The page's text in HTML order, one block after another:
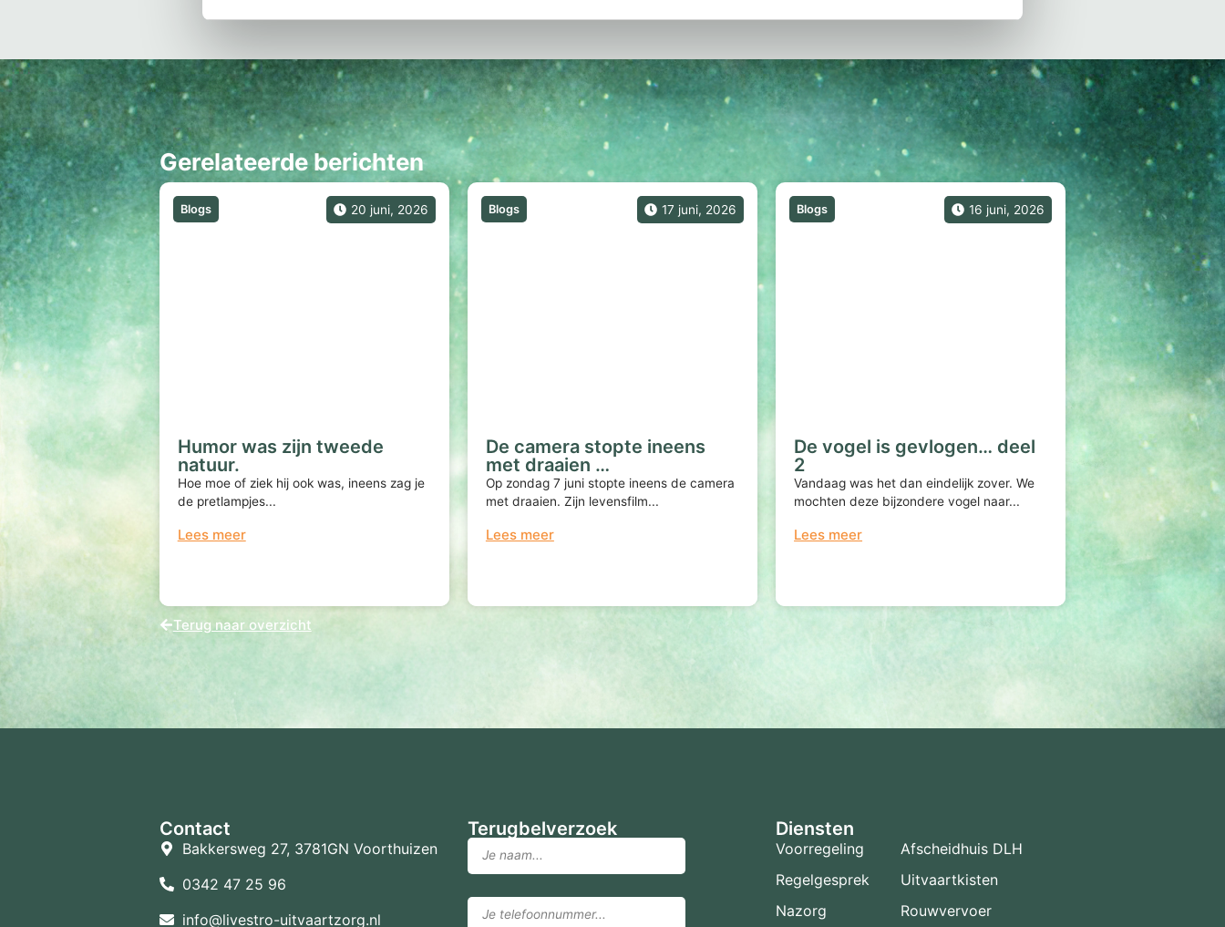
Gerelateerde berichten
20 juni, 2026
Blogs
Humor was zijn tweede
natuur.
Hoe moe of ziek hij ook was, ineens zag je
de pretlampjes...
Lees meer
17 juni, 2026
Blogs
De camera stopte ineens
met draaien …
Op zondag 7 juni stopte ineens de camera
met draaien. Zijn levensfilm...
Lees meer
16 juni, 2026
Blogs
De vogel is gevlogen… deel
2
Vandaag was het dan eindelijk zover. We
mochten deze bijzondere vogel naar...
Lees meer
Terug naar overzicht
Contact
Bakkersweg 27, 3781GN Voorthuizen
0342 47 25 96
info@livestro-uitvaartzorg.nl
Terugbelverzoek Diensten
Voorregeling
Regelgesprek
Nazorg
Afscheidhuis DLH
Uitvaartkisten
Rouwvervoer